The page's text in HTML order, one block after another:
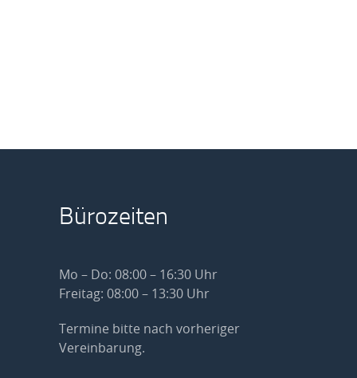
Bürozeiten
Mo – Do: 08:00 – 16:30 Uhr
Freitag: 08:00 – 13:30 Uhr
Termine bitte nach vorheriger
Vereinbarung.